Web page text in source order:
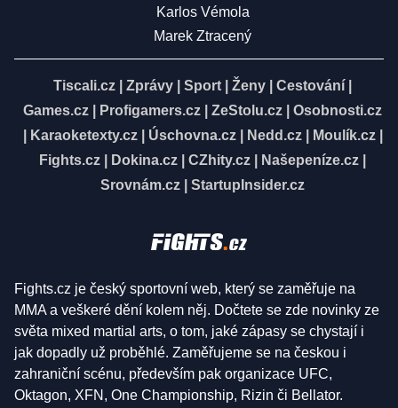
Karlos Vémola
Marek Ztracený
Tiscali.cz Zprávy Sport Ženy Cestování
Games.cz
Profigamers.cz ZeStolu.cz
Osobnosti.cz
Karaoketexty.cz| Úschovna.cz| Nedd.cz| Moulík.cz|
Fights.cz
Dokina.cz CZhity.cz Našepeníze.cz
Srovnám.cz
StartupInsider.cz
Fights.cz je český sportovní web, který se zaměřuje na
MMA a veškeré dění kolem něj. Dočtete se zde novinky ze
světa mixed martial arts, o tom, jaké zápasy se chystají i
jak dopadly už proběhlé. Zaměřujeme se na českou i
zahraniční scénu, především pak organizace UFC,
Oktagon, XFN, One Championship, Rizin či Bellator.